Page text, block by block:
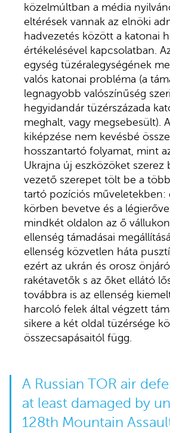
közelmúltban a média
eltérések vannak az elnöki
hadvezetés között a katonai
értékelésével kapcsolatban.
egység tüzéralegységének
valós katonai probléma (a
legnagyobb valószínűség
hegyidandár tüzérszázada
meghalt, vagy megsebesült).
kiképzése nem kevésbé
hosszantartó folyamat, mint
Ukrajna új eszközöket szerez
vezető szerepet tölt be a
tartó pozíciós műveletekben:
körben bevetve és a
mindkét oldalon az ő
ellenség támadásai
ellenség közvetlen háta
ezért az ukrán és orosz
rakétavetők s az őket ellátó
továbbra is az ellenség
harcoló felek által végzett
sikere a két oldal tüzérsége
összecsapásaitól függ.
A Russian TOR air
at least damaged by
128th Mountain